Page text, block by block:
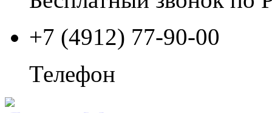
+7 (4912) 77-90-00
Телефон